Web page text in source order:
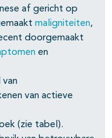
af gericht op
maligniteiten,
doorgemaakt
en
van actieve
(zie tabel).